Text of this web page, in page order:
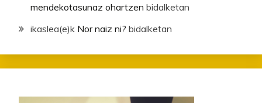
mendekotasunaz ohartzen bidalketan
ikaslea(e)k Nor naiz ni? bidalketan